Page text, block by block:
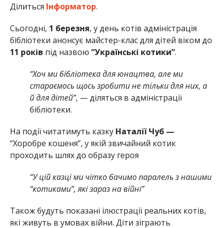
Ділиться Інформатор.
Сьогодні, 1 березня, у день котів адміністрація
бібліотеки анонсує майстер-клас для дітей віком до
11 років під назвою “Українські котики”.
“Хоч ми бібліотека для юнацтва, але ми
стараємось щось зробити не тільки для них, а
й для дітей”, — діляться в адміністрації
бібліотеки.
На події читатимуть казку Наталії Чуб —
“Хоробре кошеня”, у якій звичайний котик
проходить шлях до образу героя
“У цій казці ми чітко бачимо паралель з нашими
“котиками”, які зараз на війні”
Також будуть показані ілюстрації реальних котів,
які живуть в умовах війни. Діти зіграють